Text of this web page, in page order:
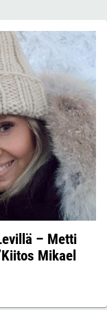
– Metti
Mikael